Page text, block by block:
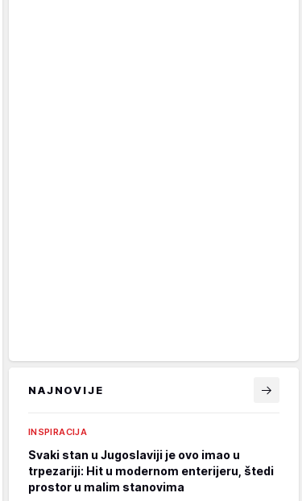
NAJNOVIJE
INSPIRACIJA
Svaki stan u Jugoslaviji je ovo imao u
trpezariji: Hit u modernom enterijeru, štedi
prostor u malim stanovima